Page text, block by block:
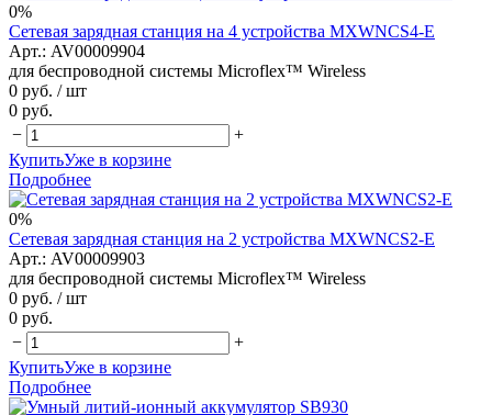
0%
Сетевая зарядная станция на 4 устройства MXWNCS4-E
Арт.: AV00009904
для беспроводной системы Microflex™ Wireless
0 руб. / шт
0 руб.
−
+
КупитьУже в корзине
Подробнее
0%
Сетевая зарядная станция на 2 устройства MXWNCS2-E
Арт.: AV00009903
для беспроводной системы Microflex™ Wireless
0 руб. / шт
0 руб.
−
+
КупитьУже в корзине
Подробнее